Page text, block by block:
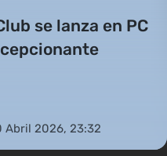
se lanza en PC
Abril 2026, 23:32